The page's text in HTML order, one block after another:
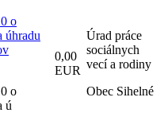
o
úhradu
o
ú
0,00
EUR
Úrad práce
sociálnych
vecí a rodiny
Obec Sihelné